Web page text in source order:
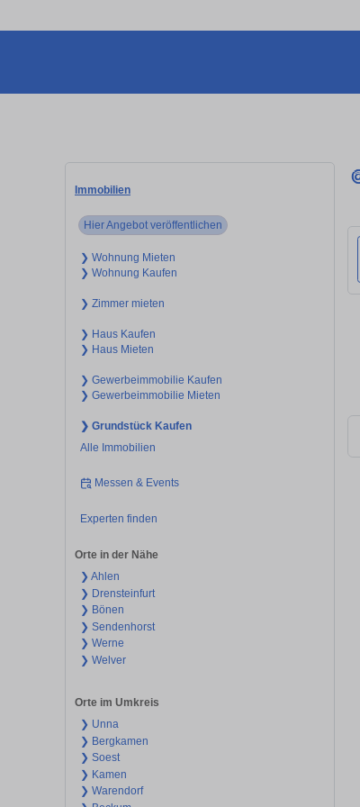
Immobilien
Hier Angebot veröffentlichen
❯ Wohnung Mieten
❯ Wohnung Kaufen
❯ Zimmer mieten
❯ Haus Kaufen
❯ Haus Mieten
❯ Gewerbeimmobilie Kaufen
❯ Gewerbeimmobilie Mieten
❯ Grundstück Kaufen
Alle Immobilien
Messen & Events
Experten finden
Orte in der Nähe
❯ Ahlen
❯ Drensteinfurt
❯ Bönen
❯ Sendenhorst
❯ Werne
❯ Welver
Orte im Umkreis
❯ Unna
❯ Bergkamen
❯ Soest
❯ Kamen
❯ Warendorf